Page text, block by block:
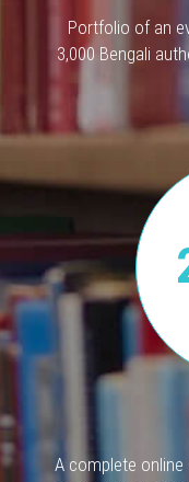
Portfolio of an
3,000 Bengali
A complete